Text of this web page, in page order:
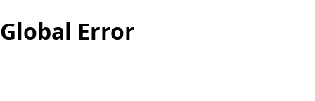
Global Error